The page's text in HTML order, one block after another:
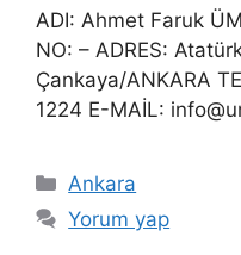
ADI: Ahmet Faruk
NO: – ADRES:
Çankaya/ANKARA
1224 E-MAİL:
Kategoriler
Ankara
Yorum yap